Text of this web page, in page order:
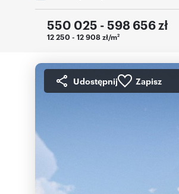
550 025 - 598 656zł
12 250 - 12 908 zł/m2
Udostępnij Zapisz